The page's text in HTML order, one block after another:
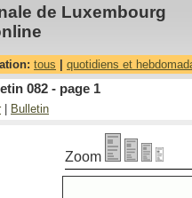
de Luxembourg
tous quotidiens et
082 - page 1
Bulletin
Zoom